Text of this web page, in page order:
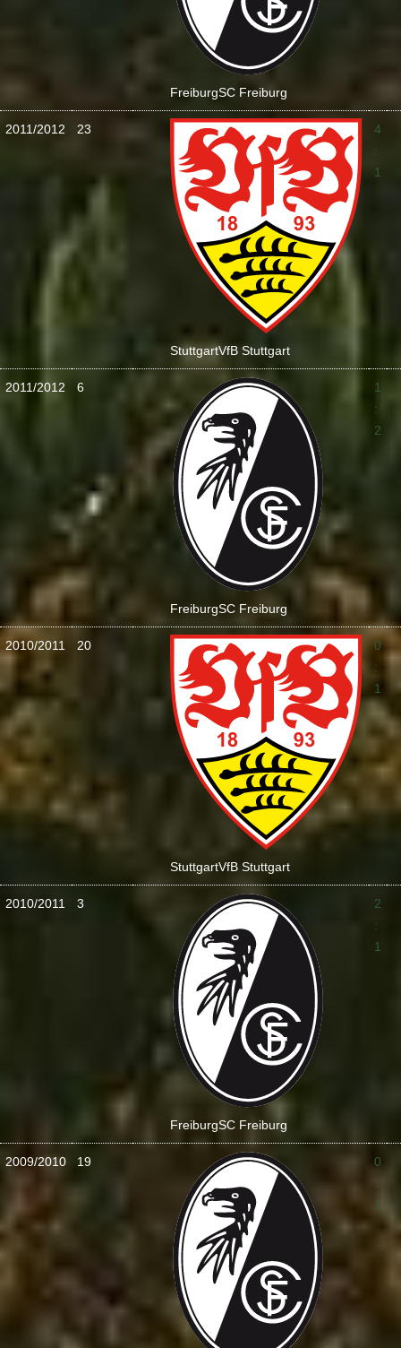
FreiburgSC Freiburg
2011/2012 23
StuttgartVfB Stuttgart
4
:
1
2011/2012 6
FreiburgSC Freiburg
1
:
2
2010/2011 20
StuttgartVfB Stuttgart
0
:
1
2010/2011 3
FreiburgSC Freiburg
2
:
1
2009/2010 19
0
: